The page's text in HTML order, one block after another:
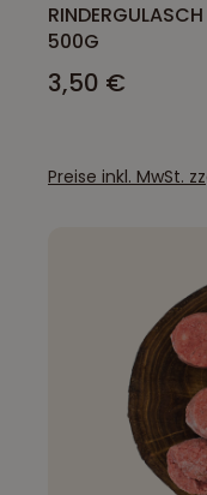
500G
3,50 €
Preise inkl. MwSt.